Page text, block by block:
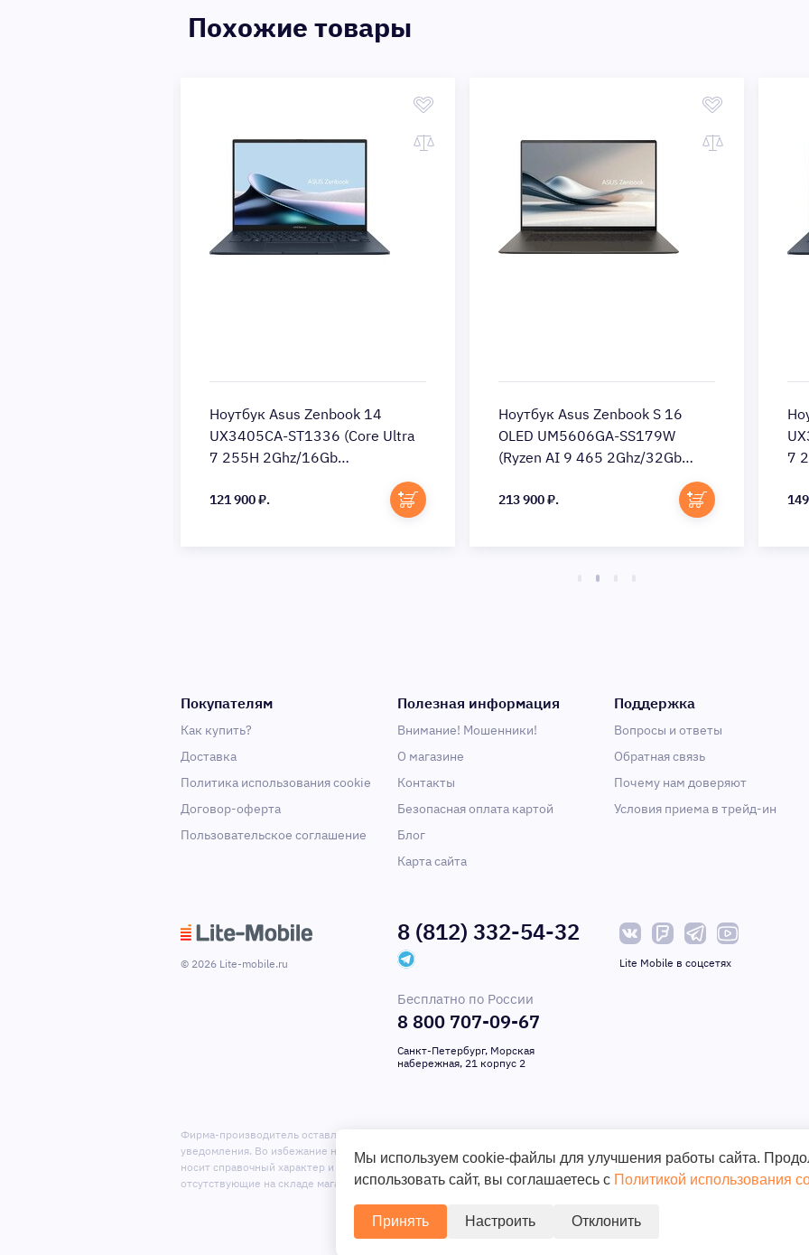
Похожие товары
Ноутбук Asus Zenbook 14
UX3405CA-ST1336 (Core Ultra
7 255H 2Ghz/16Gb
140T/14"/noOS/blue)
121 900 ₽.
Ноутбук Asus Zenbook S 16
OLED UM5606GA-SS179W
(Ryzen AI 9 465 2Ghz/32Gb
LPDDR5x/SSD1Tb/AMD Radeon
880M/16"/Windows 11
213 900 ₽.
7
Покупателям
Как купить?
Доставка
Политика использования cookie
Договор-оферта
Пользовательское соглашение
Полезная информация
Внимание! Мошенники!
О магазине
Контакты
Безопасная оплата картой
Блог
Карта сайта
Поддержка
Вопросы и ответы
Обратная связь
Почему нам доверяют
Условия приема в трейд-ин
© 2026 Lite-mobile.ru
8 (812) 332-54-32
Бесплатно по России
8 800 707-09-67
Санкт-Петербург, Морская
набережная, 21 корпус 2
Lite Mobile в соцсетях
Фирма-производитель оставляет за собой право на внесение изменений в программное обеспечение, дизайн и
уведомления. Во избежание недоразумений при покупке приборов уточняйте информацию о комплектации, наличию и
носит справочный характер и не является публичной офертой. Сайт является маркет-плейсом и может содержать
отсутствующие на складе магазина.
Мы используем cookie-файлы для улучшения работы сайта.
использовать сайт, вы соглашаетесь с Политикой использования
Принять Настроить Отклонить